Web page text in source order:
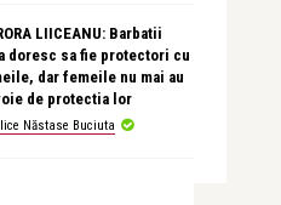
LIICEANU: Barbatii
doresc sa fie protectori cu
dar femeile nu mai au
de protectia lor
Năstase Buciuta